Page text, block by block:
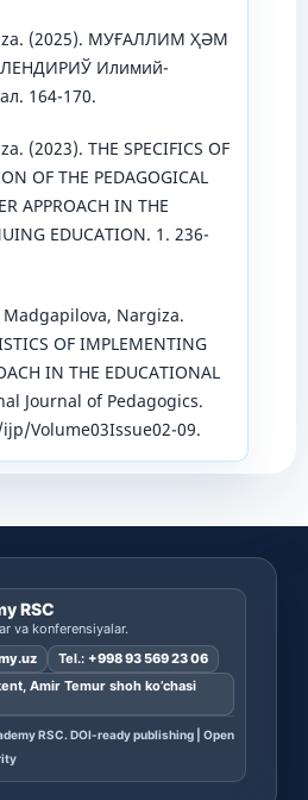
(2025). МУҒАЛЛИМ ҲӘМ
Илимий-
164-170.
(2023). THE SPECIFICS OF
OF THE PEDAGOGICAL
APPROACH IN THE
EDUCATION. 1. 236-
Nargiza.
OF IMPLEMENTING
IN THE EDUCATIONAL
Journal of Pedagogics.
Volume03Issue02-09.
RSC
va konferensiyalar.
Tel.: +998 93 569 23 06
Amir Temur shoh ko’chasi
RSC. DOI-ready publishing | Open